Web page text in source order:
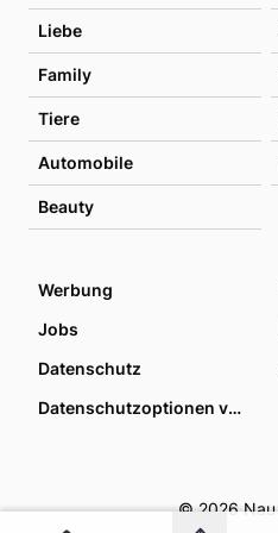
Liebe
Family
Tiere
Automobile
Beauty
Werbung
Jobs
Datenschutz
Datenschutzoptionen verwalten
© 2026 Nau